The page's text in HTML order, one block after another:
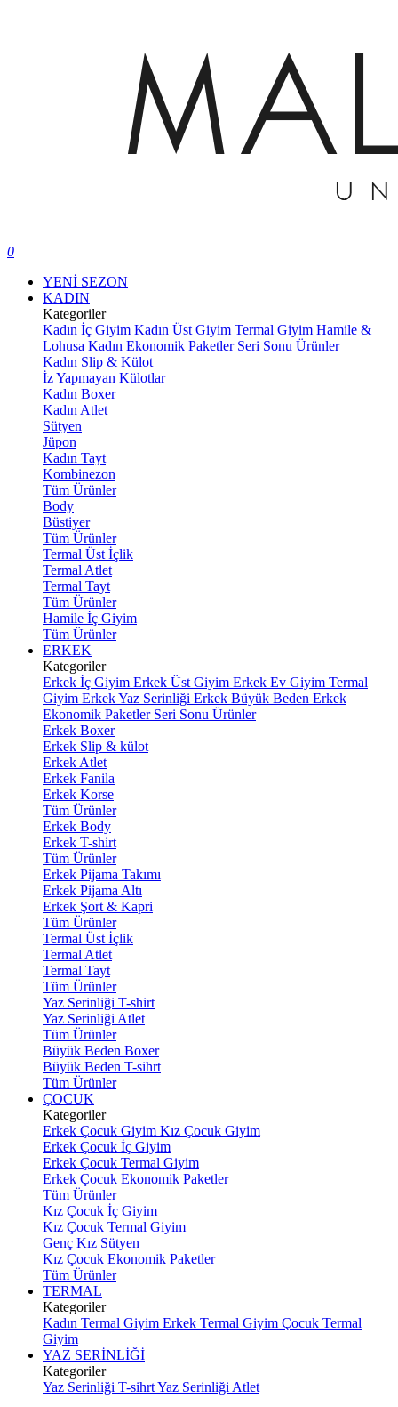
0
YENİ SEZON
KADIN
Kategoriler
Kadın İç Giyim Kadın Üst Giyim Termal Giyim Hamile &
Lohusa Kadın Ekonomik Paketler Seri Sonu Ürünler
Kadın Slip & Külot
İz Yapmayan Külotlar
Kadın Boxer
Kadın Atlet
Sütyen
Jüpon
Kadın Tayt
Kombinezon
Tüm Ürünler
Body
Büstiyer
Tüm Ürünler
Termal Üst İçlik
Termal Atlet
Termal Tayt
Tüm Ürünler
Hamile İç Giyim
Tüm Ürünler
ERKEK
Kategoriler
Erkek İç Giyim Erkek Üst Giyim Erkek Ev Giyim Termal
Giyim Erkek Yaz Serinliği Erkek Büyük Beden Erkek
Ekonomik Paketler Seri Sonu Ürünler
Erkek Boxer
Erkek Slip & külot
Erkek Atlet
Erkek Fanila
Erkek Korse
Tüm Ürünler
Erkek Body
Erkek T-shirt
Tüm Ürünler
Erkek Pijama Takımı
Erkek Pijama Altı
Erkek Şort & Kapri
Tüm Ürünler
Termal Üst İçlik
Termal Atlet
Termal Tayt
Tüm Ürünler
Yaz Serinliği T-shirt
Yaz Serinliği Atlet
Tüm Ürünler
Büyük Beden Boxer
Büyük Beden T-sihrt
Tüm Ürünler
ÇOCUK
Kategoriler
Erkek Çocuk Giyim Kız Çocuk Giyim
Erkek Çocuk İç Giyim
Erkek Çocuk Termal Giyim
Erkek Çocuk Ekonomik Paketler
Tüm Ürünler
Kız Çocuk İç Giyim
Kız Çocuk Termal Giyim
Genç Kız Sütyen
Kız Çocuk Ekonomik Paketler
Tüm Ürünler
TERMAL
Kategoriler
Kadın Termal Giyim Erkek Termal Giyim Çocuk Termal
Giyim
YAZ SERİNLİĞİ
Kategoriler
Yaz Serinliği T-sihrtYaz Serinliği Atlet